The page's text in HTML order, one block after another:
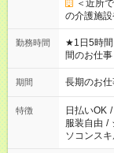
＜近所
の介護施設
勤務時間
★1日5時間
間のお仕
庭の都合
週最低15
期間 長期のお
特徴 日払いOK /
服装自由 /
ソコンス